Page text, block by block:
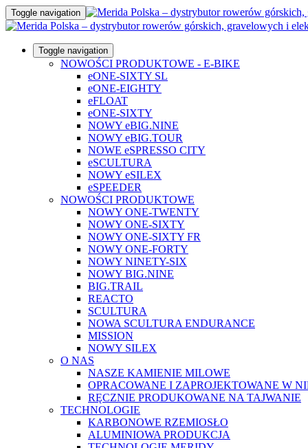
Toggle navigation
Toggle navigation
NOWOŚCI PRODUKTOWE - E-BIKE
eONE-SIXTY SL
eONE-EIGHTY
eFLOAT
eONE-SIXTY
NOWY eBIG.NINE
NOWY eBIG.TOUR
NOWE eSPRESSO CITY
eSCULTURA
NOWY eSILEX
eSPEEDER
NOWOŚCI PRODUKTOWE
NOWY ONE-TWENTY
NOWY ONE-SIXTY
NOWY ONE-SIXTY FR
NOWY ONE-FORTY
NOWY NINETY-SIX
NOWY BIG.NINE
BIG.TRAIL
REACTO
SCULTURA
NOWA SCULTURA ENDURANCE
MISSION
NOWY SILEX
O NAS
NASZE KAMIENIE MILOWE
OPRACOWANE I ZAPROJEKTOWANE W
RĘCZNIE PRODUKOWANE NA TAJWANIE
TECHNOLOGIE
KARBONOWE RZEMIOSŁO
ALUMINIOWA PRODUKCJA